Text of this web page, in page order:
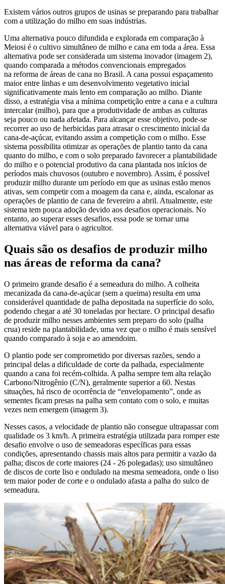
Existem vários outros grupos de usinas se preparando para trabalhar
com a utilização do milho em suas indústrias.
Uma alternativa pouco difundida e explorada em comparação à
Meiosi é o cultivo simultâneo de milho e cana em toda a área. Essa
alternativa pode ser considerada um sistema inovador (imagem 2),
quando comparada a métodos convencionais empregados
na reforma de áreas de cana no Brasil. A cana possui espaçamento
maior entre linhas e um desenvolvimento vegetativo inicial
significativamente mais lento em comparação ao milho. Diante
disso, a estratégia visa a mínima competição entre a cana e a cultura
intercalar (milho), para que a produtividade de ambas as culturas
seja pouco ou nada afetada. Para alcançar esse objetivo, pode-se
recorrer ao uso de herbicidas para atrasar o crescimento inicial da
cana-de-açúcar, evitando assim a competição com o milho. Esse
sistema possibilita otimizar as operações de plantio tanto da cana
quanto do milho, e com o solo preparado favorecer a plantabilidade
do milho e o potencial produtivo da cana plantada nos inícios de
períodos mais chuvosos (outubro e novembro). Assim, é possível
produzir milho durante um período em que as usinas estão menos
ativas, sem competir com a moagem da cana e, ainda, escalonar as
operações de plantio de cana de fevereiro a abril. Atualmente, este
sistema tem pouca adoção devido aos desafios operacionais. No
entanto, ao superar esses desafios, essa pode se tornar uma
alternativa viável para o agricultor.
Quais são os desafios de produzir milho
nas áreas de reforma da cana?
O primeiro grande desafio é a semeadura do milho. A colheita
mecanizada da cana-de-açúcar (sem a queima) resulta em uma
considerável quantidade de palha depositada na superfície do solo,
podendo chegar a até 30 toneladas por hectare. O principal desafio
de produzir milho nesses ambientes sem preparo do solo (palha
crua) reside na plantabilidade, uma vez que o milho é mais sensível
quando comparado à soja e ao amendoim.
O plantio pode ser comprometido por diversas razões, sendo a
principal delas a dificuldade de corte da palhada, especialmente
quando a cana foi recém-colhida. A palha sempre tem alta relação
Carbono/Nitrogênio (C/N), geralmente superior a 60. Nestas
situações, há risco de ocorrência de “envelopamento”, onde as
sementes ficam presas na palha sem contato com o solo, e muitas
vezes nem emergem (imagem 3).
Nesses casos, a velocidade de plantio não consegue ultrapassar com
qualidade os 3 km/h. A primeira estratégia utilizada para romper este
desafio envolve o uso de semeadoras específicas para essas
condições, apresentando chassis mais altos para permitir a vazão da
palha; discos de corte maiores (24 - 26 polegadas); uso simultâneo
de discos de corte liso e ondulado na mesma semeadora, onde o liso
tem maior poder de corte e o ondulado afasta a palha do sulco de
semeadura.